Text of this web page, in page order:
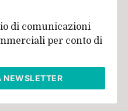
di comunicazioni
per conto di
NEWSLETTER